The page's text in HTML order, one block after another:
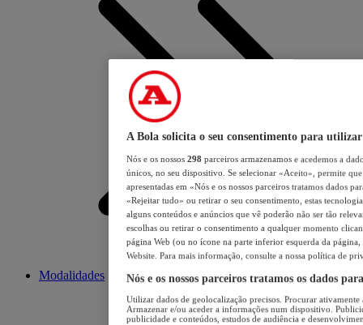
Modalidades
A Bola solicita o seu consentimento para utilizar
Nós e os nossos 298 parceiros armazenamos e acedemos a
únicos, no seu dispositivo. Se selecionar «Aceito», permite
apresentadas em «Nós e os nossos parceiros tratamos dados
«Rejeitar tudo» ou retirar o seu consentimento, estas
alguns conteúdos e anúncios que vê poderão não ser tão
escolhas ou retirar o consentimento a qualquer momento
página Web (ou no ícone na parte inferior esquerda da página,
Website. Para mais informação, consulte a nossa política de
Nós e os nossos parceiros tratamos os dados
Utilizar dados de geolocalização precisos. Procurar
Armazenar e/ou aceder a informações num dispositivo.
publicidade e conteúdos, estudos de audiência e